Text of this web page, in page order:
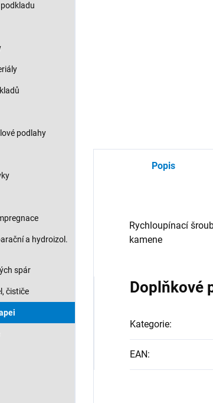
podlahy
a hydroizol.
spár
čističe
Popis
Rychloupínací
kamene
Doplňkové
Kategorie:
EAN: